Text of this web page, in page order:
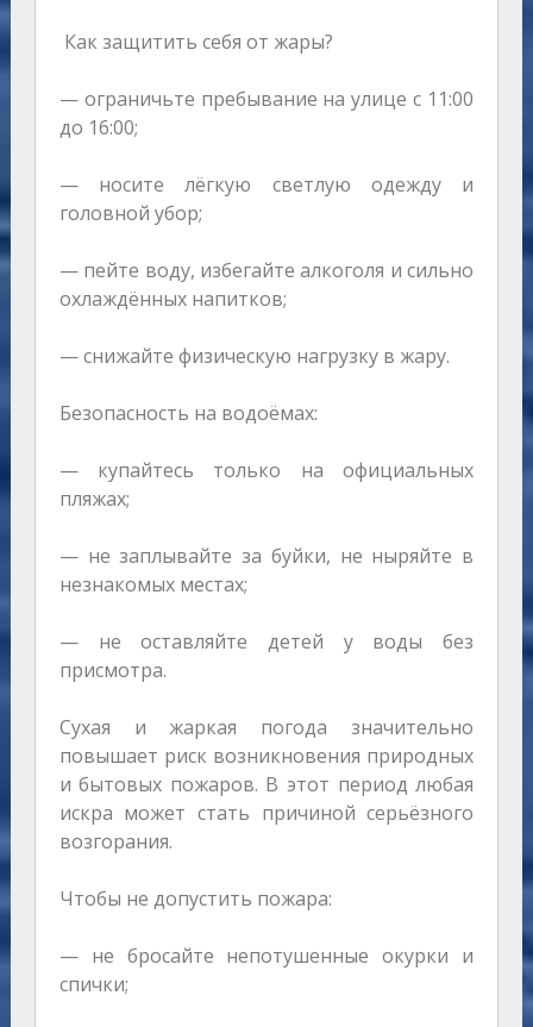
Как защитить себя от жары?
— ограничьте пребывание на улице с 11:00
до 16:00;
— носите лёгкую светлую одежду и
головной убор;
— пейте воду, избегайте алкоголя и сильно
охлаждённых напитков;
— снижайте физическую нагрузку в жару.
Безопасность на водоёмах:
— купайтесь только на официальных
пляжах;
— не заплывайте за буйки, не ныряйте в
незнакомых местах;
— не оставляйте детей у воды без
присмотра.
Сухая и жаркая погода значительно
повышает риск возникновения природных
и бытовых пожаров. В этот период любая
искра может стать причиной серьёзного
возгорания.
Чтобы не допустить пожара:
— не бросайте непотушенные окурки и
спички;